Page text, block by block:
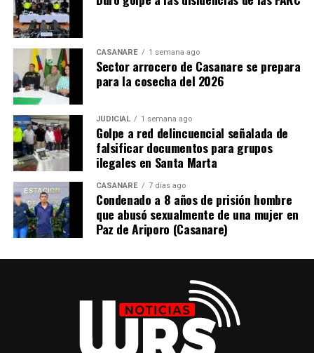
CASANARE 1 semana ago
Sector arrocero de Casanare se prepara
para la cosecha del 2026
JUDICIAL 1 semana ago
Golpe a red delincuencial señalada de
falsificar documentos para grupos
ilegales en Santa Marta
CASANARE 7 días ago
Condenado a 8 años de prisión hombre
que abusó sexualmente de una mujer en
Paz de Ariporo (Casanare)